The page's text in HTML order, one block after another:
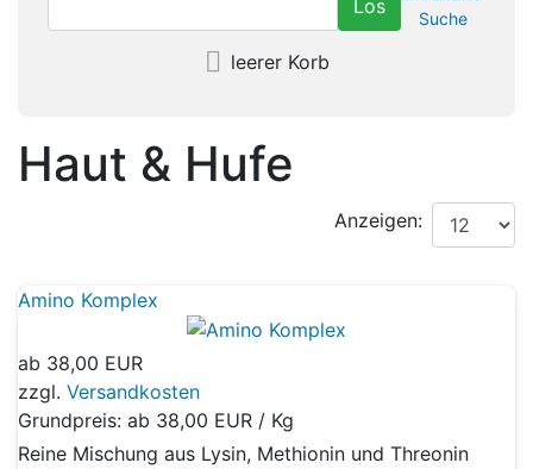
Suche
leerer Korb
Haut & Hufe
Anzeigen:
Amino Komplex
ab 38,00 EUR
zzgl. Versandkosten
Grundpreis: ab 38,00 EUR / Kg
Reine Mischung aus Lysin, Methionin und Threonin